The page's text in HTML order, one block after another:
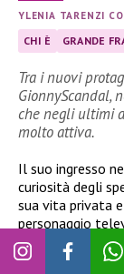
YLENIA TARENZI
CHI È GRANDE
Tra i nuovi
GionnyScandal,
che negli ultimi
molto attiva.
Il suo ingresso
curiosità degli
sua vita privata
personaggio
saputo muoversi
costruendo